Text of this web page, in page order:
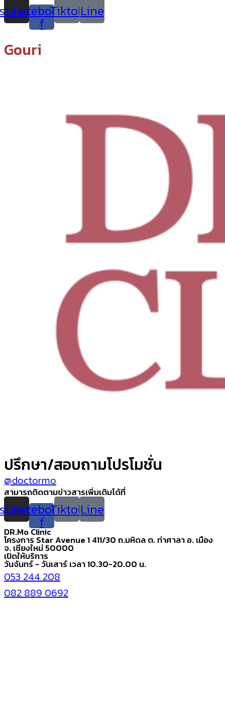
Facebook-
f
TiktokLine
Gouri
ปรึกษา/สอบถามโปรโมชั่น
@doctormo
สามารถติดตามข่าวสารเพิ่มเติมได้ที่
Facebook-
f
TiktokLine
DR.Mo Clinic
โครงการ Star Avenue 1 411/30 ถ.มหิดล ต. ท่าศาลา อ. เมือง
จ. เชียงใหม่ 50000
เปิดให้บริการ
วันจันทร์ - วันเสาร์ เวลา 10.30-20.00 น.
053 244 208
082 889 0692